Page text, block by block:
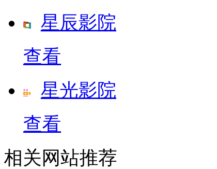
星辰影院
查看
星光影院
查看
相关网站推荐